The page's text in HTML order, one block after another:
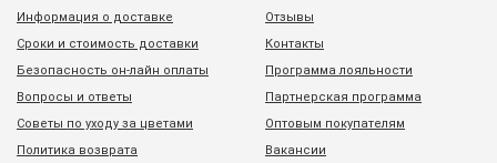
Информация о доставке
Сроки и стоимость доставки
Безопасность он-лайн оплаты
Вопросы и ответы
Советы по уходу за цветами
Политика возврата
Отзывы
Контакты
Программа лояльности
Партнерская программа
Оптовым покупателям
Вакансии